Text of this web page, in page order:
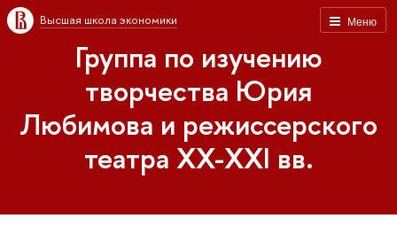
Меню
Высшая школа экономики
Группа по изучению
творчества Юрия
Любимова и режиссерского
театра XX-XXI вв.